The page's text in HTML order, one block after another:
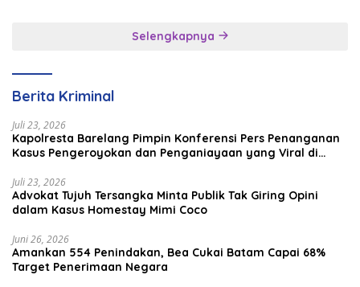
Selengkapnya
Berita Kriminal
Juli 23, 2026
Kapolresta Barelang Pimpin Konferensi Pers Penanganan
Kasus Pengeroyokan dan Penganiayaan yang Viral di
Juli 23, 2026
Advokat Tujuh Tersangka Minta Publik Tak Giring Opini
dalam Kasus Homestay Mimi Coco
Juni 26, 2026
Amankan 554 Penindakan, Bea Cukai Batam Capai 68%
Target Penerimaan Negara